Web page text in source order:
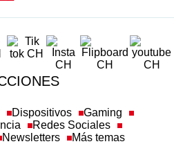
Dispositivos
Gaming
Redes Sociales
Newsletters Más temas